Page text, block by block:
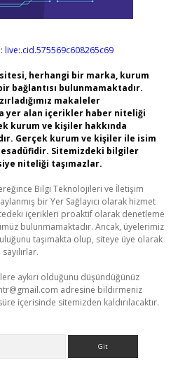
live:.cid.575569c608265c69
herhangi bir marka, kurum
bağlantısı bulunmamaktadır.
makaleler
yer alan içerikler haber niteliği
kurum ve kişiler hakkında
Gerçek kurum ve kişiler ile isim
Sitemizdeki bilgiler
niteliği taşımazlar.
Bilgi Teknolojileri ve İletişim
bir Yer Sağlayıcı olarak hizmet
içerikleri proaktif olarak denetleme
bulunmamaktadır. Ancak, üyelerimiz
taşımakta olup, siteye üye olarak
aykırı olduğunu düşündüğünüz
adresine bildirmeniz
içerisinde sitemizden kaldırılacaktır.